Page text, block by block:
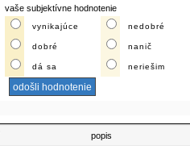
vaše subjektívne hodnotenie
vynikajúce nedobré
dobré nanič
dá sa neriešim
popis